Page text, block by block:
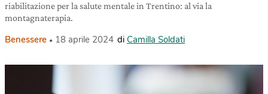
riabilitazione per la salute mentale in Trentino: al via la
montagnaterapia.
Benessere 18 aprile 2024 di Camilla Soldati